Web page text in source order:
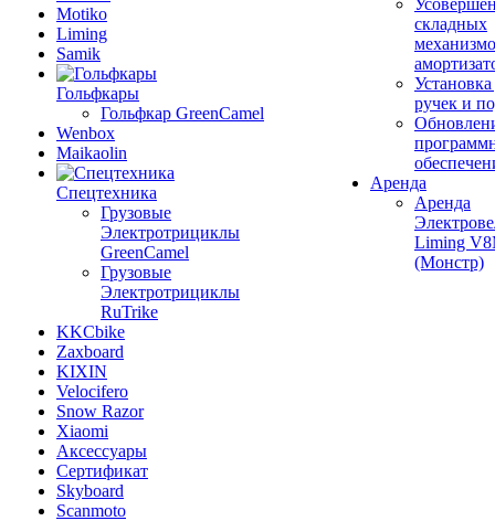
Motiko
Liming
Samik
Гольфкары
Гольфкар GreenCamel
Wenbox
Maikaolin
Спецтехника
Грузовые
Электротрициклы
GreenCamel
Грузовые
Электротрициклы
RuTrike
KKCbike
Zaxboard
KIXIN
Velocifero
Snow Razor
Xiaomi
Аксессуары
Сертификат
Skyboard
Scanmoto
складных
ручек и
Аренда
Аренда
Liming
(Монстр)